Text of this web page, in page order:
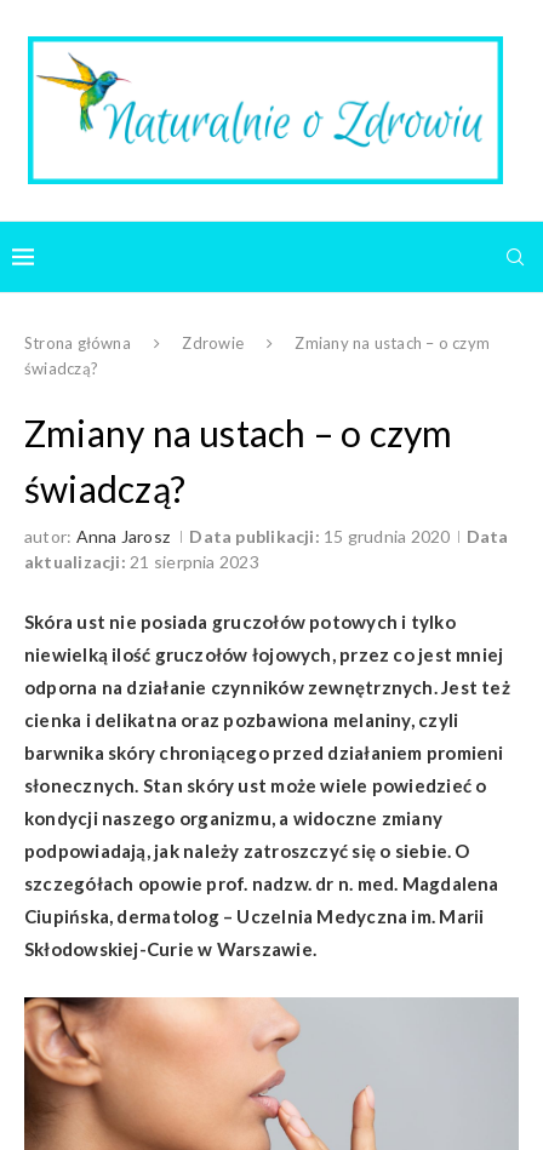
Strona główna Zdrowie
Zmiany na ustach – o czym
świadczą?
Zmiany na ustach – o czym
świadczą?
autor: Anna Jarosz Data publikacji: 15 grudnia 2020
Data
aktualizacji: 21 sierpnia 2023
Skóra ust nie posiada gruczołów potowych i tylko
niewielką ilość gruczołów łojowych, przez co jest mniej
odporna na działanie czynników zewnętrznych. Jest też
cienka i delikatna oraz pozbawiona melaniny, czyli
barwnika skóry chroniącego przed działaniem promieni
słonecznych. Stan skóry ust może wiele powiedzieć o
kondycji naszego organizmu, a widoczne zmiany
podpowiadają, jak należy zatroszczyć się o siebie. O
szczegółach opowie prof. nadzw. dr n. med. Magdalena
Ciupińska, dermatolog – Uczelnia Medyczna im. Marii
Skłodowskiej-Curie w Warszawie.